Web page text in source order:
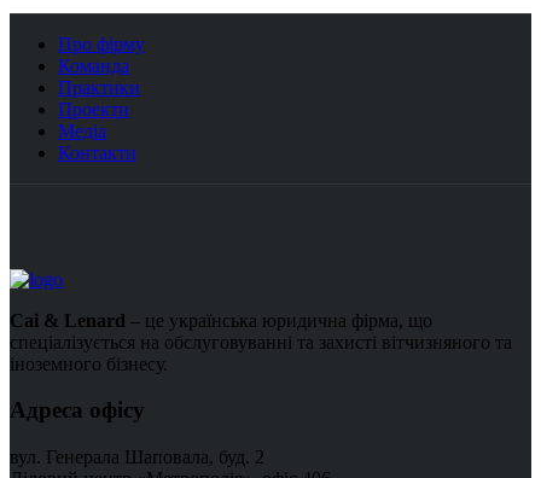
Про фірму
Команда
Практики
Проекти
Медіа
Контакти
Cai & Lenard – це українська юридична фірма, що
спеціалізується на обслуговуванні та захисті вітчизняного та
іноземного бізнесу.
Адреса офісу
вул. Генерала Шаповала, буд. 2